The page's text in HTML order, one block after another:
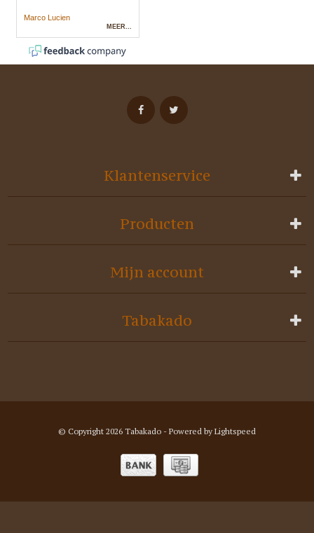
Klantenservice
Producten
Mijn account
Tabakado
© Copyright 2026 Tabakado - Powered by Lightspeed